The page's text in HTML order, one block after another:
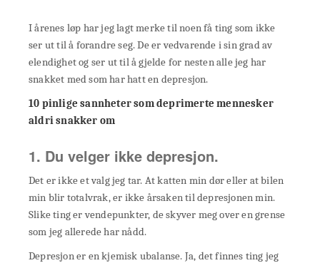
I årenes løp har jeg lagt merke til noen få ting som ikke
ser ut til å forandre seg. De er vedvarende i sin grad av
elendighet og ser ut til å gjelde for nesten alle jeg har
snakket med som har hatt en depresjon.
10 pinlige sannheter som deprimerte mennesker
aldri snakker om
1. Du velger ikke depresjon.
Det er ikke et valg jeg tar. At katten min dør eller at bilen
min blir totalvrak, er ikke årsaken til depresjonen min.
Slike ting er vendepunkter, de skyver meg over en grense
som jeg allerede har nådd.
Depresjon er en kjemisk ubalanse. Ja, det finnes ting jeg